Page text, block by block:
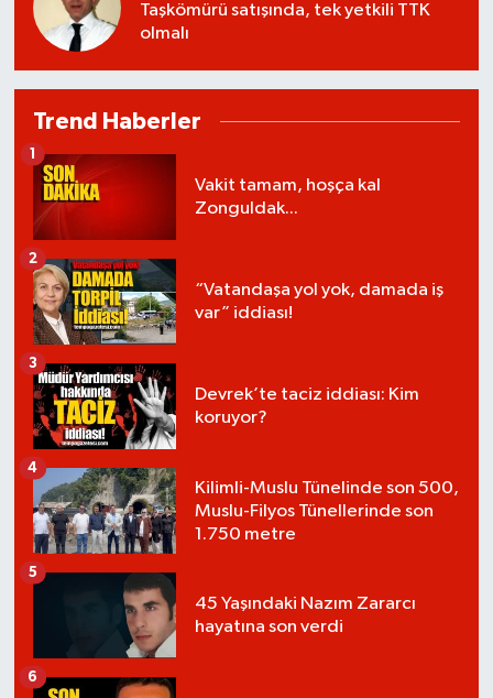
Taşkömürü satışında, tek yetkili TTK
olmalı
Trend Haberler
Vakit tamam, hoşça kal
Zonguldak...
1
“Vatandaşa yol yok, damada iş
var” iddiası!
2
Devrek’te taciz iddiası: Kim
koruyor?
3
Kilimli-Muslu Tünelinde son 500,
Muslu-Filyos Tünellerinde son
1.750 metre
4
45 Yaşındaki Nazım Zararcı
hayatına son verdi
5
6